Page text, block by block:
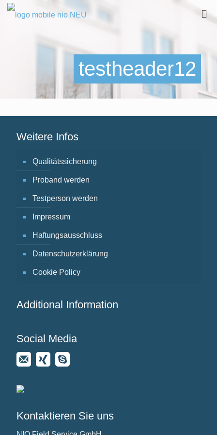
testheader12
Weitere Infos
Qualitätssicherung
Proband werden
Testperson werden
Impressum
Haftungsausschluss
Datenschutzerklärung
Cookie Policy
Additional Information
Social Media
Kontaktieren Sie uns